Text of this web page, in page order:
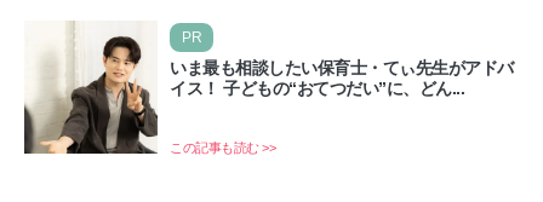
PR
いま最も相談したい保育士・てぃ先生がアドバ
イス！ 子どもの“おてつだい”に、どん...
この記事も読む >>